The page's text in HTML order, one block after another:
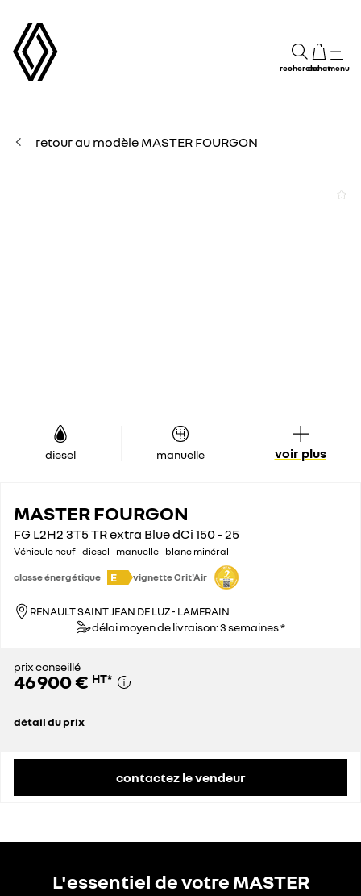
rechercheachatmenu
retour au modèle MASTER FOURGON
diesel manuelle voir plus
MASTER FOURGON
FG L2H2 3T5 TR extra Blue dCi 150 - 25
Véhicule neuf - diesel - manuelle - blanc minéral
classe énergétique E vignette Crit'Air
RENAULT SAINT JEAN DE LUZ - LAMERAIN
délai moyen de livraison: 3 semaines *
prix conseillé
46 900 € HT*
détail du prix
contactez le vendeur
L'essentiel de votre MASTER